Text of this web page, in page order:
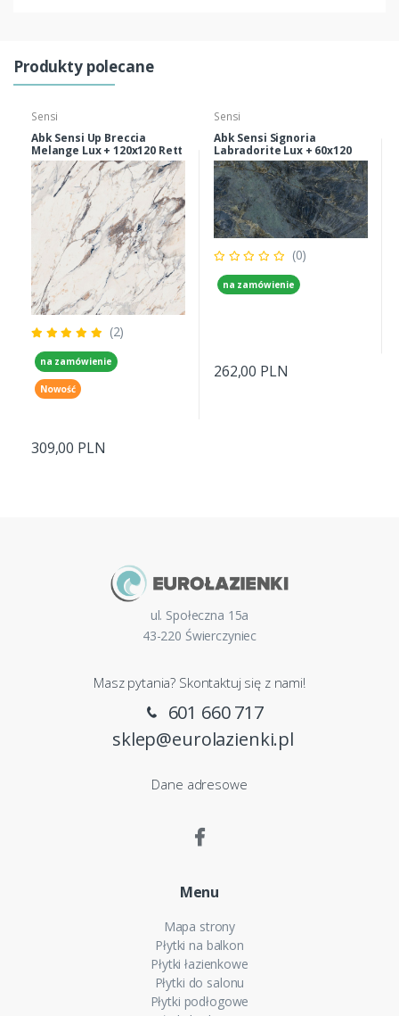
Produkty polecane
Sensi
Abk Sensi Up Breccia
Melange Lux + 120x120 Rett
(2)
na zamówienie
Nowość
309,00 PLN
Sensi
Abk Sensi Signoria
Labradorite Lux + 60x120
Rett
(0)
na zamówienie
262,00 PLN
ul. Społeczna 15a
43-220 Świerczyniec
Masz pytania? Skontaktuj się z nami!
601 660 717
sklep@eurolazienki.pl
Dane adresowe
Menu
Mapa strony
Płytki na balkon
Płytki łazienkowe
Płytki do salonu
Płytki podłogowe